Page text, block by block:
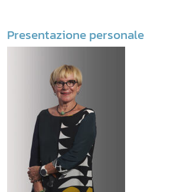
Presentazione personale